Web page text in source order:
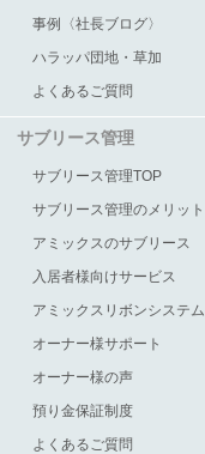
事例〈社長ブログ〉
ハラッパ団地・草加
よくあるご質問
サブリース管理
サブリース管理TOP
サブリース管理のメリット
アミックスのサブリース
入居者様向けサービス
アミックスリボンシステム
オーナー様サポート
オーナー様の声
預り金保証制度
よくあるご質問